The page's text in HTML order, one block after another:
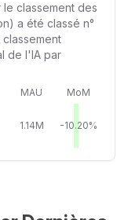
le classement des
a été classé n°
classement
de l'IA par
MAU MoM
1.14M -10.20%